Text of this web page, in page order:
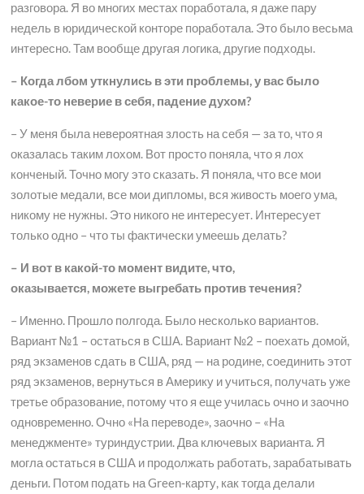
разговора. Я во многих местах поработала, я даже пару
недель в юридической конторе поработала. Это было весьма
интересно. Там вообще другая логика, другие подходы.
– Когда лбом уткнулись в эти проблемы, у вас было
какое-то неверие в себя, падение духом?
– У меня была невероятная злость на себя — за то, что я
оказалась таким лохом. Вот просто поняла, что я лох
конченый. Точно могу это сказать. Я поняла, что все мои
золотые медали, все мои дипломы, вся живость моего ума,
никому не нужны. Это никого не интересует. Интересует
только одно – что ты фактически умеешь делать?
– И вот в какой-то момент видите, что,
оказывается, можете выгребать против течения?
– Именно. Прошло полгода. Было несколько вариантов.
Вариант №1 – остаться в США. Вариант №2 – поехать домой,
ряд экзаменов сдать в США, ряд — на родине, соединить этот
ряд экзаменов, вернуться в Америку и учиться, получать уже
третье образование, потому что я еще училась очно и заочно
одновременно. Очно «На переводе», заочно – «На
менеджменте» туриндустрии. Два ключевых варианта. Я
могла остаться в США и продолжать работать, зарабатывать
деньги. Потом подать на Green-карту, как тогда делали